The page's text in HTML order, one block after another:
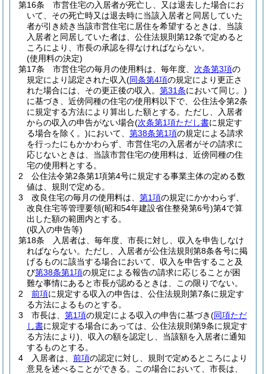
第16条
市営住宅の入居者が死亡し、又は退去した場合にお
いて、その死亡時又は退去時に当該入居者と同居していた
者が引き続き当該市営住宅に居住を希望するときは、当該
入居者と同居していた者は、公住法規則第12条で定めると
ころにより、市長の承認を得なければならない。
(使用料の決定)
第17条
市営住宅の毎月の使用料は、毎年度、 次条第3項の
規定により認定された収入(同条第4項の規定により更正さ
れた場合には、その更正後の収入。 第31条において同じ。)
に基づき、近傍同種の住宅の使用料以下で、公住法令第2条
に規定する方法により算出した額とする。 ただし、入居者
からの収入の申告がない場合(次条第1項ただし書に規定す
る場合を除く。)において、 第38条第1項の規定による請求
を行ったにもかかわらず、市営住宅の入居者がその請求に
応じないときは、当該市営住宅の使用料は、近傍同種の住
宅の使用料とする。
2
公住法令第2条第1項第4号に規定する事業主体の定める数
値は、規則で定める。
3
改良住宅の毎月の使用料は、 第1項の規定にかかわらず、
改良住宅等管理要領(昭和54年建設省住整発第6号)第4で算
出した額の範囲内とする。
(収入の申告等)
第18条
入居者は、毎年度、市長に対し、収入を申告しなけ
ればならない。 ただし、入居者が公住法規則第8条各号に掲
げるものに該当する場合において、収入を申告すること及
び第38条第1項の規定による報告の請求に応じることが困
難な事情にあると市長が認めるときは、この限りでない。
2
前項に規定する収入の申告は、公住法規則第7条に規定す
る方法によるものとする。
3
市長は、 第1項の規定による収入の申告に基づき(同項ただ
し書に規定する場合にあっては、公住法規則第9条に規定す
る方法により) 、収入の額を認定し、当該額を入居者に通知
するものとする。
4
入居者は、 前項の認定に対し、規則で定めるところにより
意見を述べることができる。
この場合において、市長は、